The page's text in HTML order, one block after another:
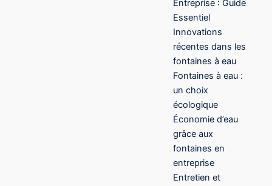
Entreprise : Guide
Essentiel
Innovations
récentes dans les
fontaines à eau
Fontaines à eau :
un choix
écologique
Économie d’eau
grâce aux
fontaines en
entreprise
Entretien et